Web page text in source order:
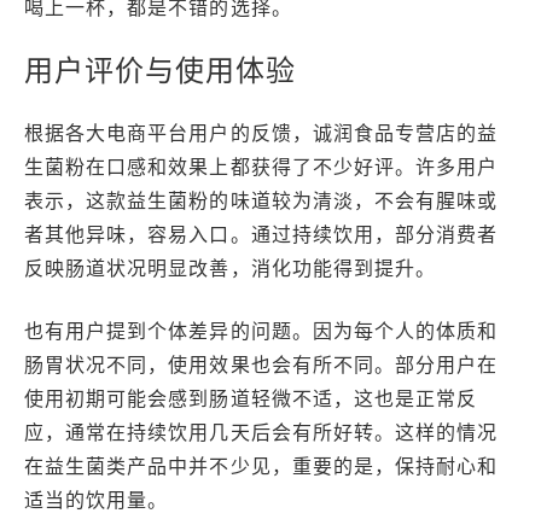
喝上一杯，都是不错的选择。
用户评价与使用体验
根据各大电商平台用户的反馈，诚润食品专营店的益
生菌粉在口感和效果上都获得了不少好评。许多用户
表示，这款益生菌粉的味道较为清淡，不会有腥味或
者其他异味，容易入口。通过持续饮用，部分消费者
反映肠道状况明显改善，消化功能得到提升。
也有用户提到个体差异的问题。因为每个人的体质和
肠胃状况不同，使用效果也会有所不同。部分用户在
使用初期可能会感到肠道轻微不适，这也是正常反
应，通常在持续饮用几天后会有所好转。这样的情况
在益生菌类产品中并不少见，重要的是，保持耐心和
适当的饮用量。